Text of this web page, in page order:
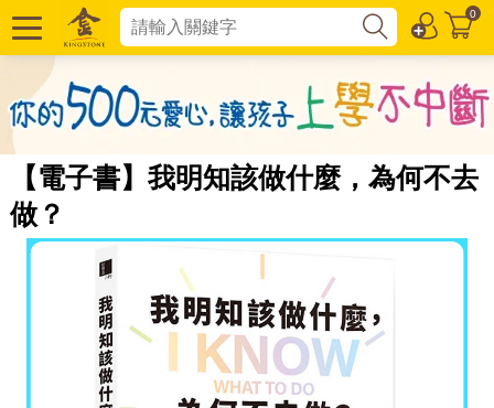
0
【電子書】我明知該做什麼，為何不去
做？